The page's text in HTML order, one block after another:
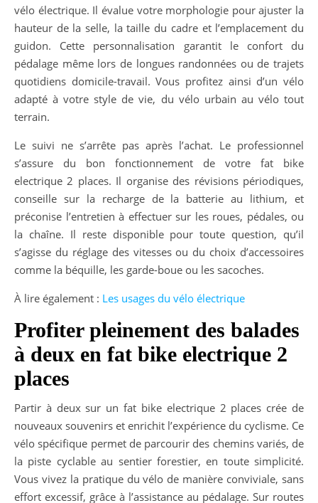
vélo électrique. Il évalue votre morphologie pour ajuster la
hauteur de la selle, la taille du cadre et l’emplacement du
guidon. Cette personnalisation garantit le confort du
pédalage même lors de longues randonnées ou de trajets
quotidiens domicile-travail. Vous profitez ainsi d’un vélo
adapté à votre style de vie, du vélo urbain au vélo tout
terrain.
Le suivi ne s’arrête pas après l’achat. Le professionnel
s’assure du bon fonctionnement de votre fat bike
electrique 2 places. Il organise des révisions périodiques,
conseille sur la recharge de la batterie au lithium, et
préconise l’entretien à effectuer sur les roues, pédales, ou
la chaîne. Il reste disponible pour toute question, qu’il
s’agisse du réglage des vitesses ou du choix d’accessoires
comme la béquille, les garde-boue ou les sacoches.
À lire également : Les usages du vélo électrique
Profiter pleinement des balades
à deux en fat bike electrique 2
places
Partir à deux sur un fat bike electrique 2 places crée de
nouveaux souvenirs et enrichit l’expérience du cyclisme. Ce
vélo spécifique permet de parcourir des chemins variés, de
la piste cyclable au sentier forestier, en toute simplicité.
Vous vivez la pratique du vélo de manière conviviale, sans
effort excessif, grâce à l’assistance au pédalage. Sur routes